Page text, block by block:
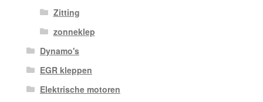
Zitting
zonneklep
Dynamo's
EGR kleppen
Elektrische motoren